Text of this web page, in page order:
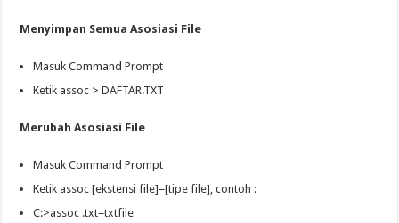
Menyimpan Semua Asosiasi File
Masuk Command Prompt
Ketik assoc > DAFTAR.TXT
Merubah Asosiasi File
Masuk Command Prompt
Ketik assoc [ekstensi file]=[tipe file], contoh :
C:>assoc .txt=txtfile